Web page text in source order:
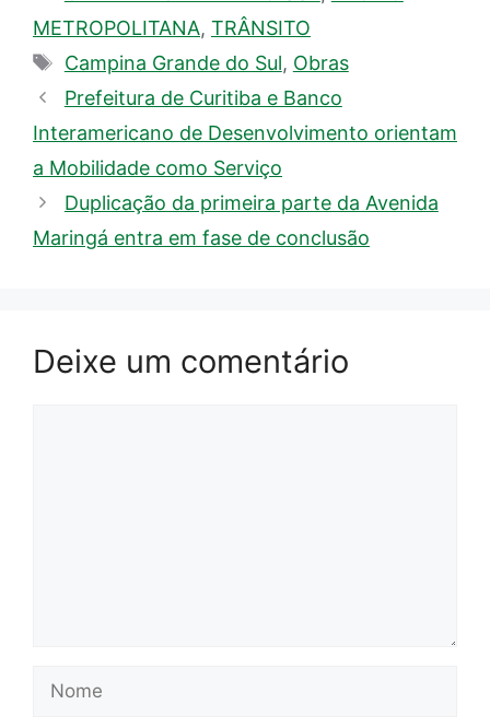
METROPOLITANA, TRÂNSITO
Tags
Campina Grande do Sul, Obras
Prefeitura de Curitiba e Banco
Interamericano de Desenvolvimento orientam
a Mobilidade como Serviço
Duplicação da primeira parte da Avenida
Maringá entra em fase de conclusão
Deixe um comentário
Nome